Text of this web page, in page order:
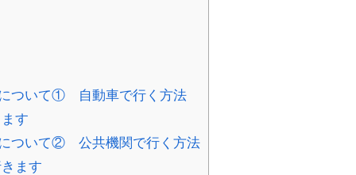
ついて① 自動車で行く方法
す
ついて② 公共機関で行く方法
ます